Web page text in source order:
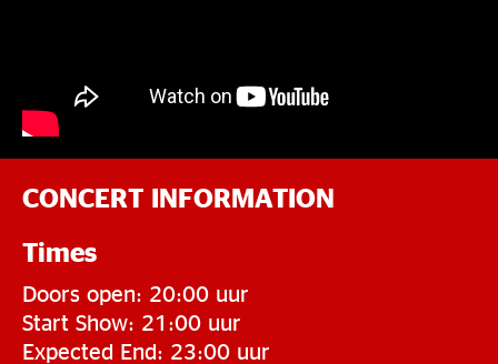
CONCERT INFORMATION
Times
Doors open: 20:00 uur
Start Show: 21:00 uur
Expected End: 23:00 uur